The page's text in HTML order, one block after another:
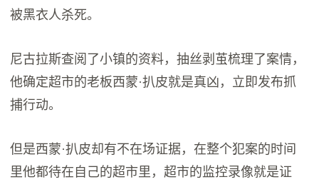
被黑衣人杀死。
尼古拉斯查阅了小镇的资料，抽丝剥茧梳理了案情，
他确定超市的老板西蒙·扒皮就是真凶，立即发布抓
捕行动。
但是西蒙·扒皮却有不在场证据，在整个犯案的时间
里他都待在自己的超市里，超市的监控录像就是证